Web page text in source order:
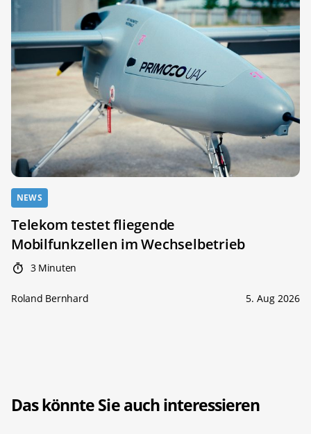
NEWS
Telekom testet fliegende
Mobilfunkzellen im Wechselbetrieb
3 Minuten
Roland Bernhard 5. Aug 2026
Das könnte Sie auch interessieren